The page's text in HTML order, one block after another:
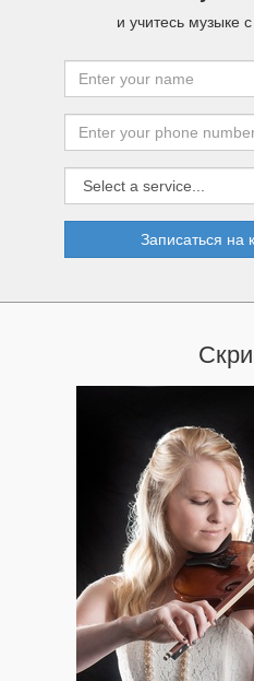
и учитесь музыке
Записаться на